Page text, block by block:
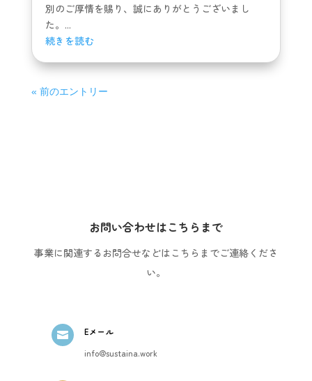
別のご厚情を賜り、誠にありがとうございまし
た。...
続きを読む
« 前のエントリー
お問い合わせはこちらまで
事業に関連するお問合せなどはこちらまでご連絡くださ
い。
 Eメール
info@sustaina.work